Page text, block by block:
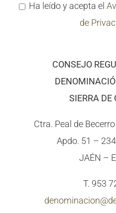
Ha leído y acepta el
de
CONSEJO
SIERRA DE
Ctra. Peal de
Apdo. 51 –
JAÉN –
T. 953